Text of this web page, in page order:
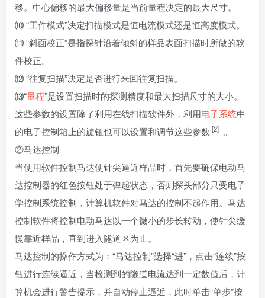
移。中心偏移的最大偏移量是当前量程决定的最大尺寸。
⑽ “工作模式”决定扫描模式是恒电流模式还是恒高度模式。
⑾ “斜面校正”是指探针沿着倾斜的样品表面扫描时所做的软
件校正。
⑿ “往复扫描”决定是否进行来回往复扫描。
⒀“量程”是设置扫描时的探测精度和最大扫描尺寸的大小。
这些参数的设置除了利用在线扫描软件外，利用电子系统中
的电子控制箱上的旋钮也可以设置和调节这些参数 [2]
。
②马达控制
当使用软件控制马达使针尖逼近样品时，首先要确保电动马
达控制器的红色按钮处于弹起状态，否则探头部分只受电子
学控制系统控制，计算机软件对马达的控制不起作用。马达
控制软件将控制电动马达以一个微小的步长转动，使针尖缓
慢靠近样品，直到进入隧道区为止。
马达控制的操作方式为：“马达控制”选择“进”，点击“连续”按
钮进行连续逼近，当检测到的隧道电流达到一定数值后，计
算机会进行警告提示，并自动停止逼近，此时单击“单步”按